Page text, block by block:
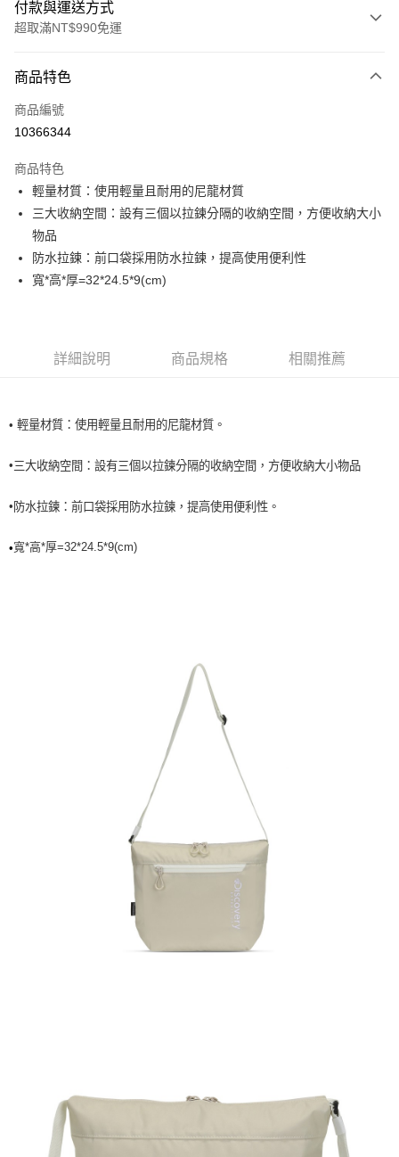
付款與運送方式
超取滿NT$990免運
信用卡一次付款
超商取貨付款
Apple Pay
運送方式
全家取貨付款<未取貨列黑名單/不支援離島取退>
每筆NT$60，滿NT$990(含以上)免運費
7-11取貨<未取貨列黑名單/不支援離島取退>
每筆NT$80，滿NT$990(含以上)免運費
商品特色
商品編號
10366344
商品特色
輕量材質：使用輕量且耐用的尼龍材質
三大收納空間：設有三個以拉鍊分隔的收納空間，方便收納大小
物品
防水拉鍊：前口袋採用防水拉鍊，提高使用便利性
寬*高*厚=32*24.5*9(cm)
詳細說明 商品規格 相關推薦
• 輕量材質：使用輕量且耐用的尼龍材質。
•三大收納空間：設有三個以拉鍊分隔的收納空間，方便收納大小物品
• 防水拉鍊：前口袋採用防水拉鍊，提高使用便利性。
•寬*高*厚=32*24.5*9(cm)